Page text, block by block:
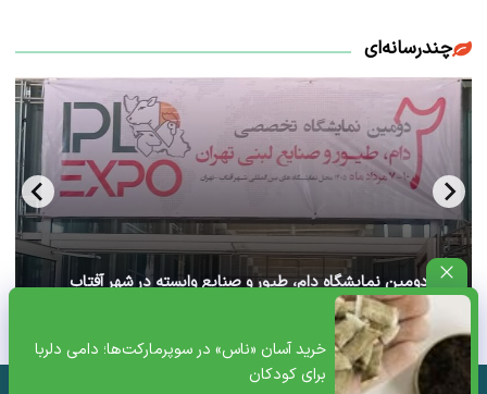
خرید آسان «ناس» در سوپرمارکت‌ها؛ دامی دلربا
برای کودکان
چندرسانه‌ای
آغاز دومین نمایشگاه دام، طیور و صنایع وابسته در شهر آفتاب
تهران+ ویدئو